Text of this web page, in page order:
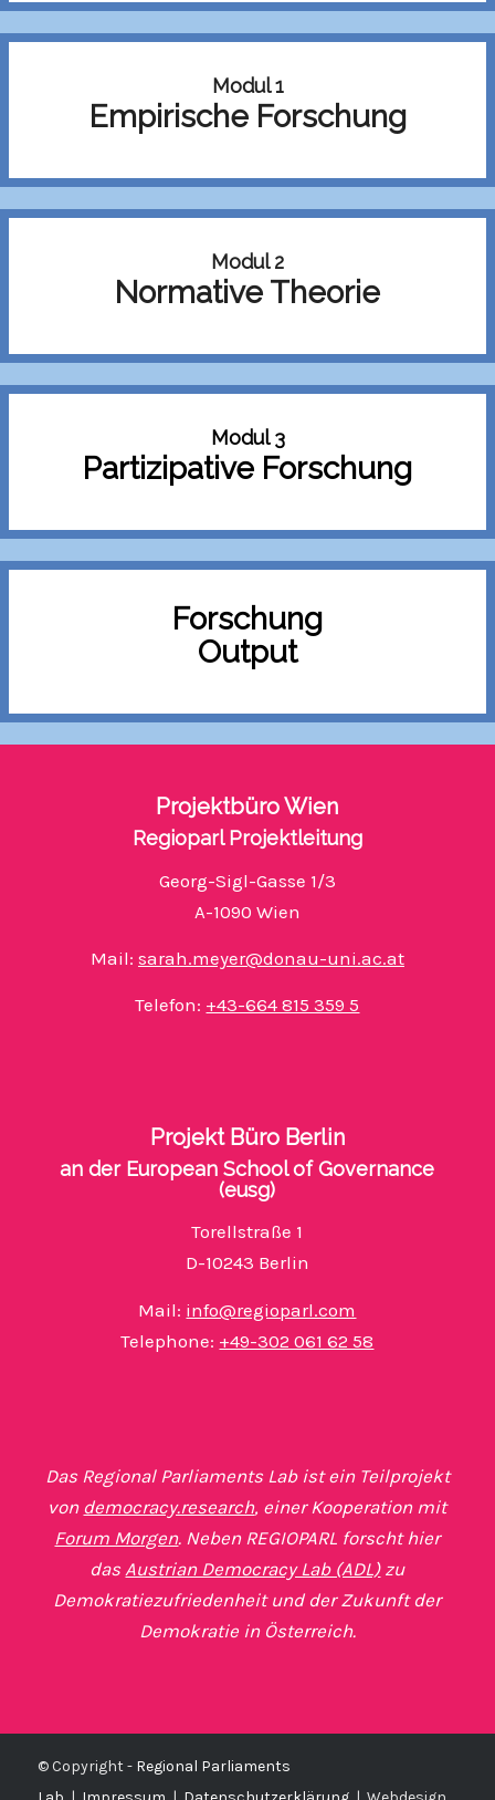
Modul 1
Empirische Forschung
Modul 2
Normative Theorie
Modul 3
Partizipative Forschung
Forschung
Output
Projektbüro Wien
Regioparl Projektleitung
Georg-Sigl-Gasse 1/3
A-1090 Wien
Mail: sarah.meyer@donau-uni.ac.at
Telefon: +43-664 815 359 5
Projekt Büro Berlin
an der European School of Governance
(eusg)
Torellstraße 1
D-10243 Berlin
Mail: info@regioparl.com
Telephone: +49-302 061 62 58
Das Regional Parliaments Lab ist ein Teilprojekt
von democracy.research, einer Kooperation mit
Forum Morgen. Neben REGIOPARL forscht hier
dasAustrian Democracy Lab (ADL)zu
Demokratiezufriedenheit und der Zukunft der
Demokratie in Österreich.
© Copyright - Regional Parliaments